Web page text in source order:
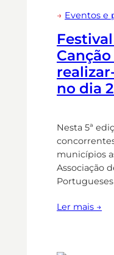
→ Eventos e
no dia
Nesta 5ª
municípios
Associação
Ler mais →